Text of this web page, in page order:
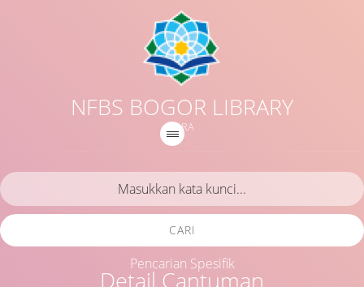
NFBS BOGOR LIBRARY
IQRA
Detail Cantuman
CARI
Pencarian Spesifik